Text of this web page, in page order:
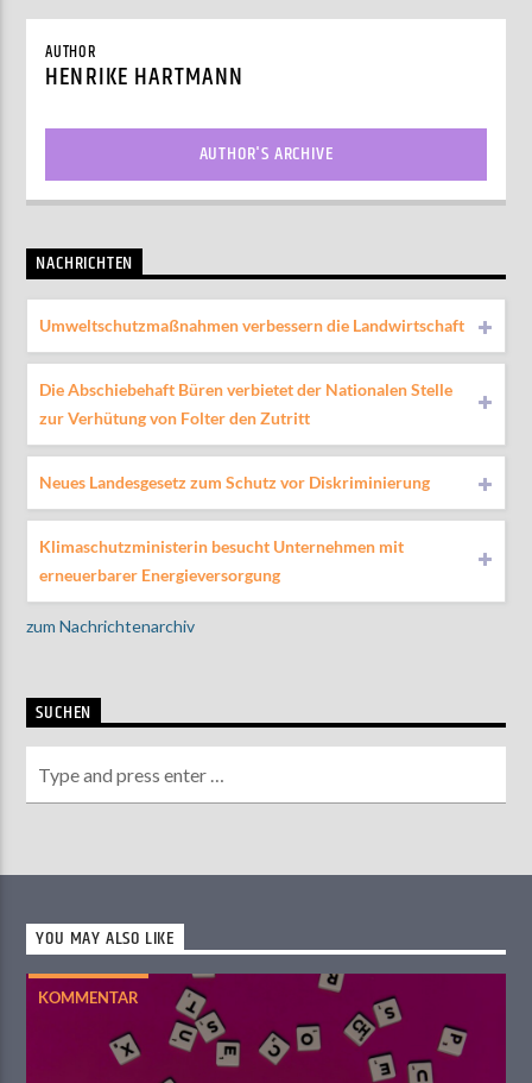
AUTHOR
HENRIKE HARTMANN
AUTHOR'S ARCHIVE
NACHRICHTEN
Umweltschutzmaßnahmen verbessern die Landwirtschaft
Die Abschiebehaft Büren verbietet der Nationalen Stelle
zur Verhütung von Folter den Zutritt
Neues Landesgesetz zum Schutz vor Diskriminierung
Klimaschutzministerin besucht Unternehmen mit
erneuerbarer Energieversorgung
zum Nachrichtenarchiv
SUCHEN
YOU MAY ALSO LIKE
KOMMENTAR